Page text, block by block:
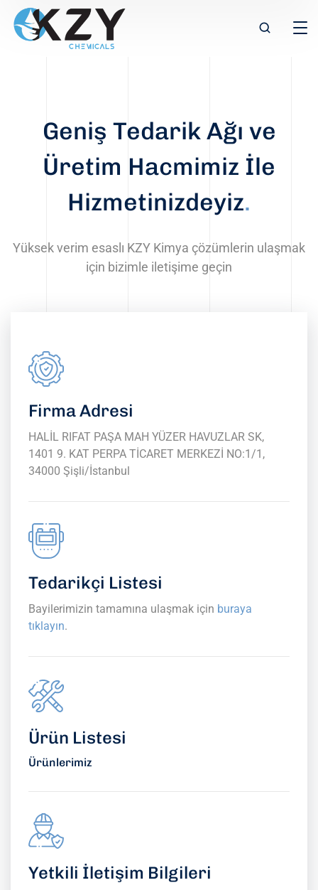
Geniş Tedarik Ağı ve
Üretim Hacmimiz İle
Hizmetinizdeyiz.
Yüksek verim esaslı KZY Kimya çözümlerin ulaşmak
için bizimle iletişime geçin
Firma Adresi
HALİL RIFAT PAŞA MAH YÜZER HAVUZLAR SK,
1401 9. KAT PERPA TİCARET MERKEZİ NO:1/1,
34000 Şişli/İstanbul
Tedarikçi Listesi
Bayilerimizin tamamına ulaşmak için buraya
tıklayın.
Ürün Listesi
Ürünlerimiz
Yetkili İletişim Bilgileri